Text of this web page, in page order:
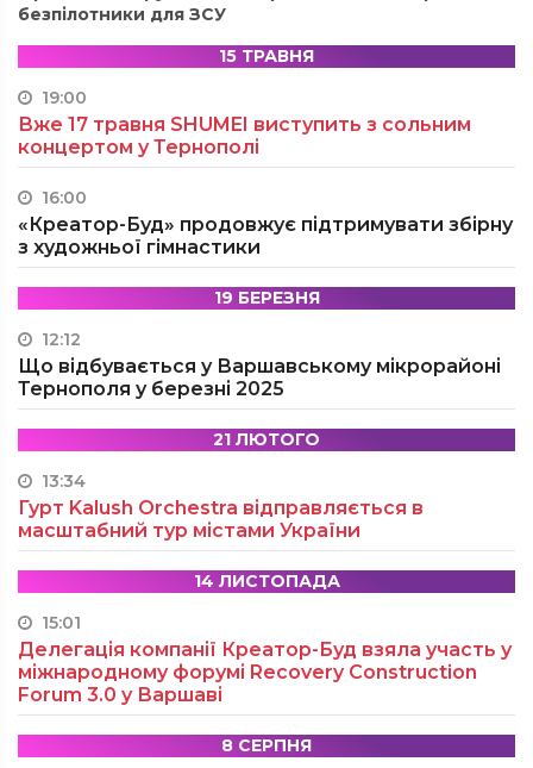
безпілотники для ЗСУ
15 ТРАВНЯ
19:00
Вже 17 травня SHUMEI виступить з сольним
концертом у Тернополі
16:00
«Креатор-Буд» продовжує підтримувати збірну
з художньої гімнастики
19 БЕРЕЗНЯ
12:12
Що відбувається у Варшавському мікрорайоні
Тернополя у березні 2025
21 ЛЮТОГО
13:34
Гурт Kalush Orchestra відправляється в
масштабний тур містами України
14 ЛИСТОПАДА
15:01
Делегація компанії Креатор-Буд взяла участь у
міжнародному форумі Recovery Construction
Forum 3.0 у Варшаві
8 СЕРПНЯ